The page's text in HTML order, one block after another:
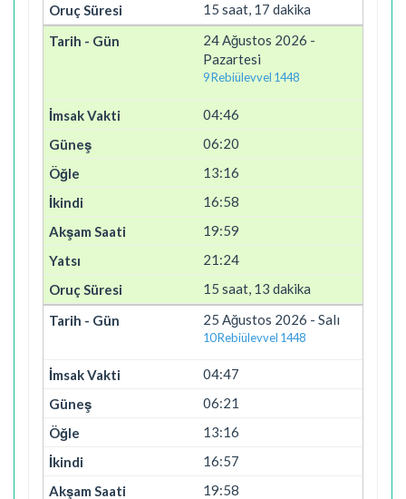
15 saat, 17 dakika
24 Ağustos 2026 -
Pazartesi
9 Rebiülevvel 1448
04:46
06:20
13:16
16:58
19:59
21:24
15 saat, 13 dakika
25 Ağustos 2026 - Salı
10 Rebiülevvel 1448
04:47
06:21
13:16
16:57
19:58